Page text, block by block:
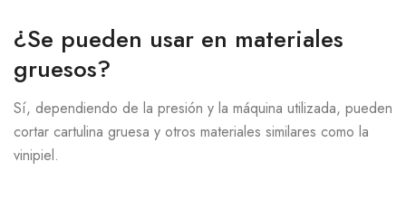
¿Se pueden usar en materiales
gruesos?
Sí, dependiendo de la presión y la máquina utilizada, pueden
cortar cartulina gruesa y otros materiales similares como la
vinipiel.